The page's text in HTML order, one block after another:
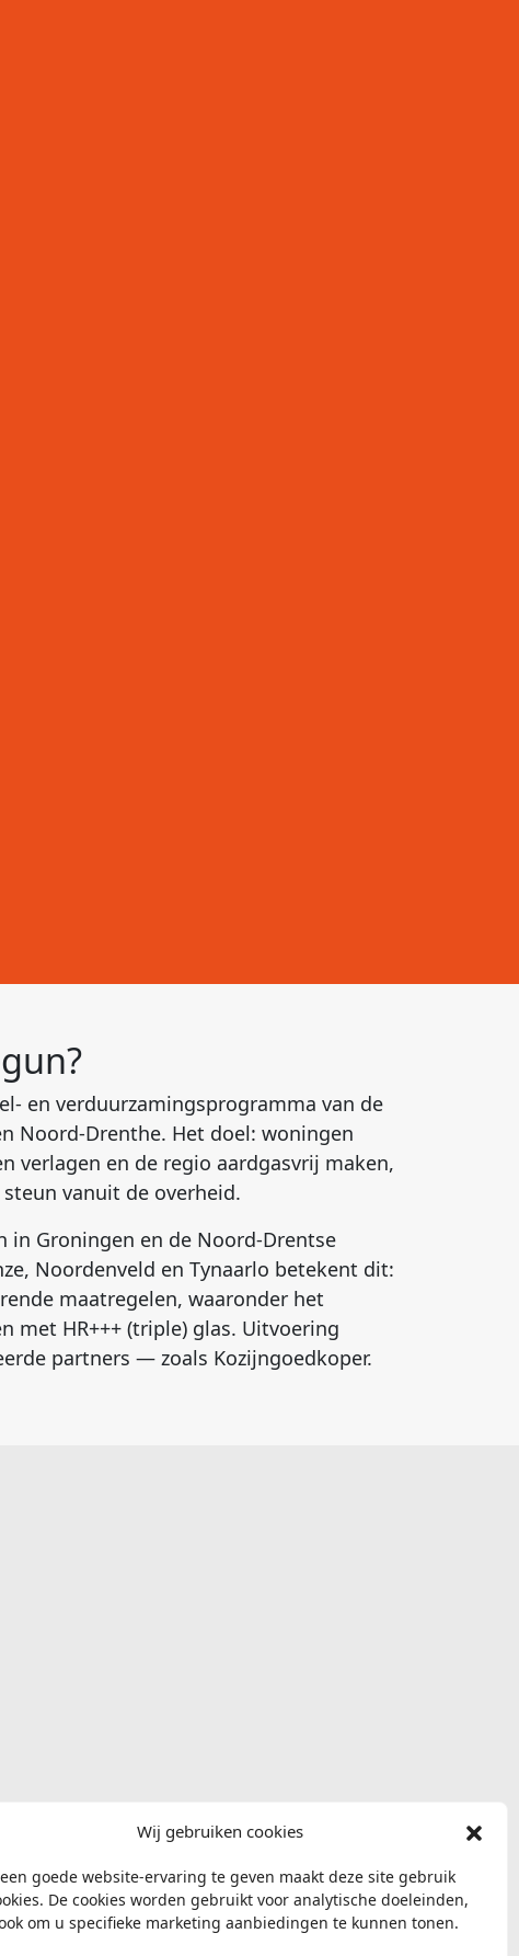
Wij gebruiken cookies
goede website-ervaring te geven maakt deze site gebruik
De cookies worden gebruikt voor analytische doeleinden,
om u specifieke marketing aanbiedingen te kunnen tonen.
en verduurzamingsprogramma van de
Noord-Drenthe. Het doel: woningen
verlagen en de regio aardgasvrij maken,
vanuit de overheid.
in Groningen en de Noord-Drentse
Noordenveld en Tynaarlo betekent dit:
maatregelen, waaronder het
met HR+++ (triple) glas. Uitvoering
partners — zoals Kozijngoedkoper.